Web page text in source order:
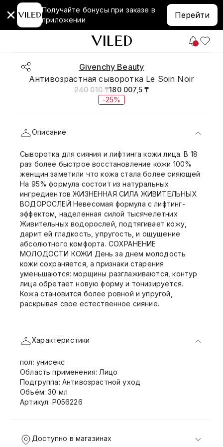
Получайте бонусы при заказе в
приложении
Перейти
Givenchy Beauty
Антивозрастная сыворотка Le Soin Noir
240 010 ₸180 007,5 ₸
-25%
Описание
Сыворотка для сияния и лифтинга кожи лица. В 18
раз более быстрое восстановление кожи 100%
женщин заметили что кожа стала более сияющей
На 95% формула состоит из натуральных
ингредиентов ЖИЗНЕННАЯ СИЛА ЖИВИТЕЛЬНЫХ
ВОДОРОСЛЕЙ Невесомая формула с лифтинг-
эффектом, наделенная силой тысячелетних
Живительных водорослей, подтягивает кожу,
дарит ей гладкость, упругость, и ощущение
абсолютного комфорта. СОХРАНЕНИЕ
МОЛОДОСТИ КОЖИ День за днем молодость
кожи сохраняется, а признаки старения
уменьшаются: морщины разглаживаются, контур
лица обретает новую форму и тонизируется.
Кожа становится более ровной и упругой,
раскрывая свое естественное сияние.
Характеристики
пол: унисекс
Область применения: Лицо
Подгруппа: Антивозрастной уход
Объём: 30 мл
Артикул: P056226
Доступно в магазинах